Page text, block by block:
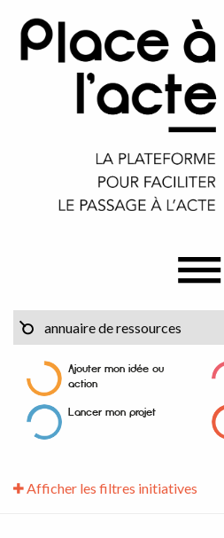
Ajouter mon idée ou
action
Lancer mon projet
Afficher les filtres initiatives